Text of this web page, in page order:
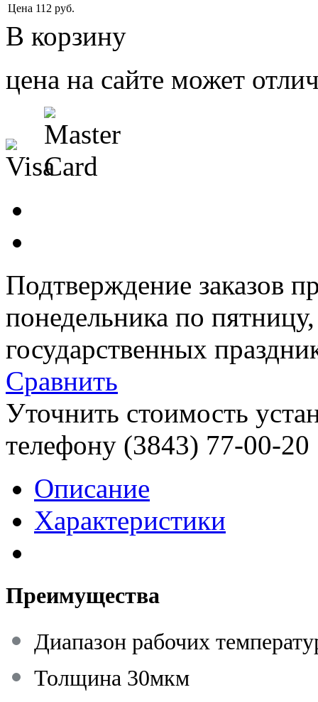
Цена 112 руб.
В корзину
цена на сайте может
Подтверждение заказов
понедельника по
государственных
Сравнить
Уточнить стоимость
телефону (3843) 77-00-20
Описание
Характеристики
Преимущества
Диапазон рабочих
Толщина 30мкм